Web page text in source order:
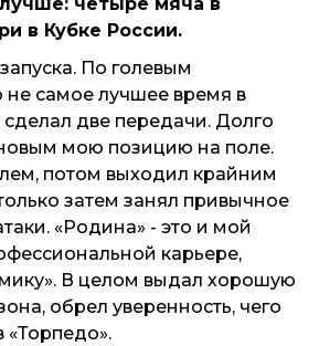
в Кубке России.
По голевым
самое лучшее время в
сделал две передачи. Долго
мою позицию на поле.
потом выходил крайним
затем занял привычное
«Родина» - это и мой
карьере,
В целом выдал хорошую
обрел уверенность, чего
«Торпедо».